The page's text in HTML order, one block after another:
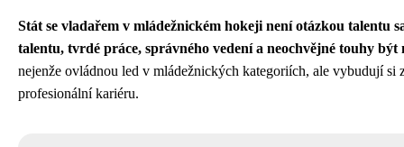
Stát se vladařem v mládežnickém hokeji není otázkou talentu
talentu, tvrdé práce, správného vedení a neochvějné touhy být
nejenže ovládnou led v mládežnických kategoriích, ale vybudují si
profesionální kariéru.